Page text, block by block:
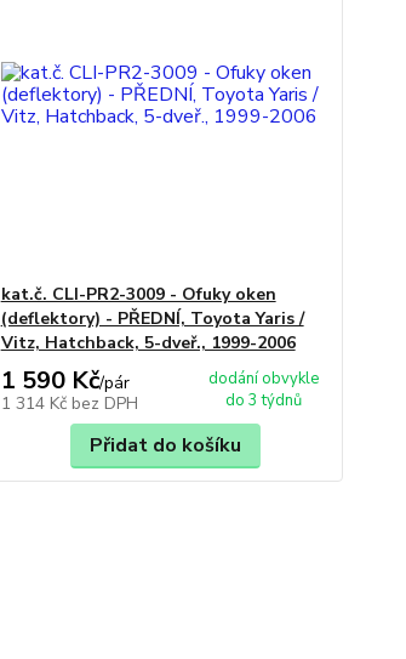
kat.č. CLI-PR2-3009 - Ofuky oken
(deflektory) - PŘEDNÍ, Toyota Yaris /
Vitz, Hatchback, 5-dveř., 1999-2006
1 590 Kč/pár
1 314 Kč bez DPH
dodání obvykle
do 3 týdnů
Přidat do košíku